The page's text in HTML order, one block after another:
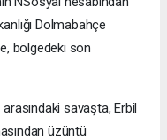
Dolmabahçe
bölgedeki son
savaşta, Erbil
üzüntü